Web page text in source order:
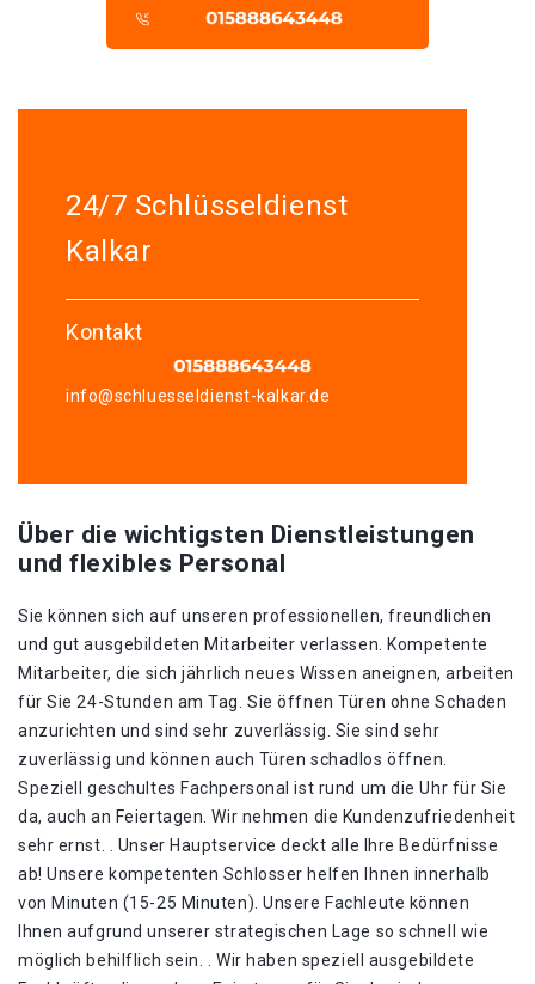
24/7 Schlüsseldienst
Kalkar
Kontakt
info@schluesseldienst-kalkar.de
Über die wichtigsten Dienstleistungen
und flexibles Personal
Sie können sich auf unseren professionellen, freundlichen
und gut ausgebildeten Mitarbeiter verlassen. Kompetente
Mitarbeiter, die sich jährlich neues Wissen aneignen, arbeiten
für Sie 24-Stunden am Tag. Sie öffnen Türen ohne Schaden
anzurichten und sind sehr zuverlässig. Sie sind sehr
zuverlässig und können auch Türen schadlos öffnen.
Speziell geschultes Fachpersonal ist rund um die Uhr für Sie
da, auch an Feiertagen. Wir nehmen die Kundenzufriedenheit
sehr ernst. . Unser Hauptservice deckt alle Ihre Bedürfnisse
ab! Unsere kompetenten Schlosser helfen Ihnen innerhalb
von Minuten (15-25 Minuten). Unsere Fachleute können
Ihnen aufgrund unserer strategischen Lage so schnell wie
möglich behilflich sein. . Wir haben speziell ausgebildete